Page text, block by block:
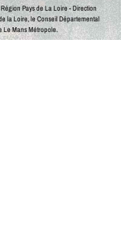
Pays de La Loire - Direction
la Loire, le Conseil Départemental
Le Mans Métropole.